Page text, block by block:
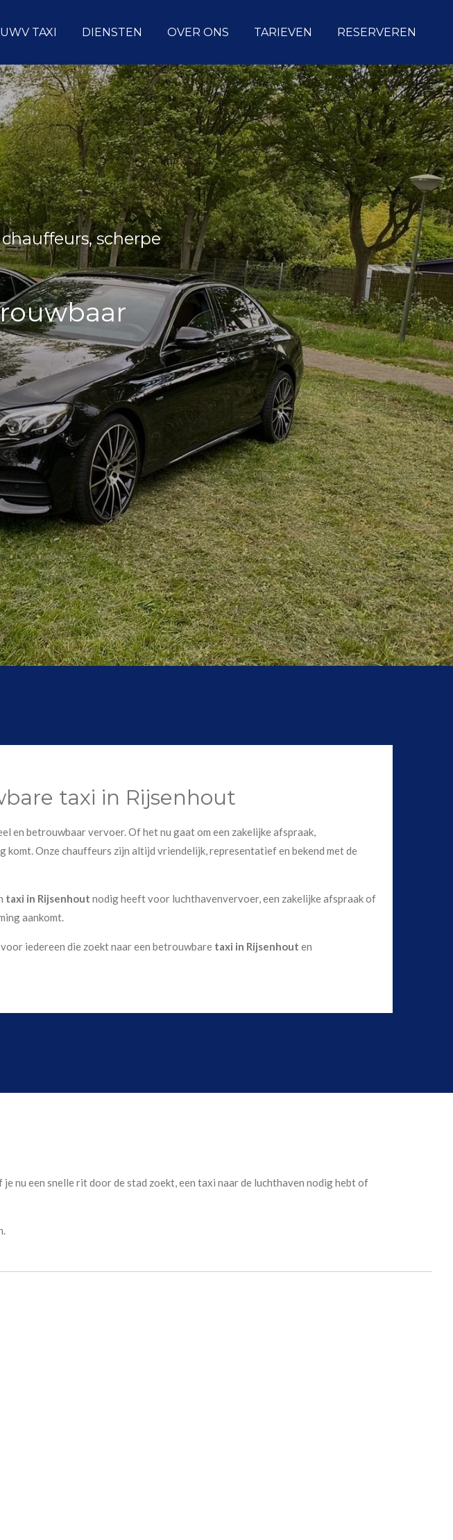
UWV TAXI DIENSTEN OVER ONS TARIEVEN RESERVEREN
scherpe
taxi in Rijsenhout
en betrouwbaar vervoer. Of het nu gaat om een zakelijke afspraak,
Onze chauffeurs zijn altijd vriendelijk, representatief en bekend met de
taxi in Rijsenhout nodig heeft voor luchthavenvervoer, een zakelijke afspraak of
aankomt.
iedereen die zoekt naar een betrouwbare taxi in Rijsenhout en
je nu een snelle rit door de stad zoekt, een taxi naar de luchthaven nodig hebt of